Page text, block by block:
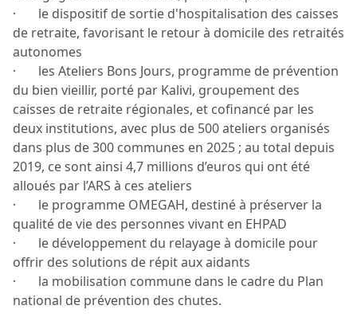
· le dispositif de sortie d'hospitalisation des caisses
de retraite, favorisant le retour à domicile des retraités
autonomes
· les Ateliers Bons Jours, programme de prévention
du bien vieillir, porté par Kalivi, groupement des
caisses de retraite régionales, et cofinancé par les
deux institutions, avec plus de 500 ateliers organisés
dans plus de 300 communes en 2025 ; au total depuis
2019, ce sont ainsi 4,7 millions d’euros qui ont été
alloués par l’ARS à ces ateliers
· le programme OMEGAH, destiné à préserver la
qualité de vie des personnes vivant en EHPAD
· le développement du relayage à domicile pour
offrir des solutions de répit aux aidants
· la mobilisation commune dans le cadre du Plan
national de prévention des chutes.